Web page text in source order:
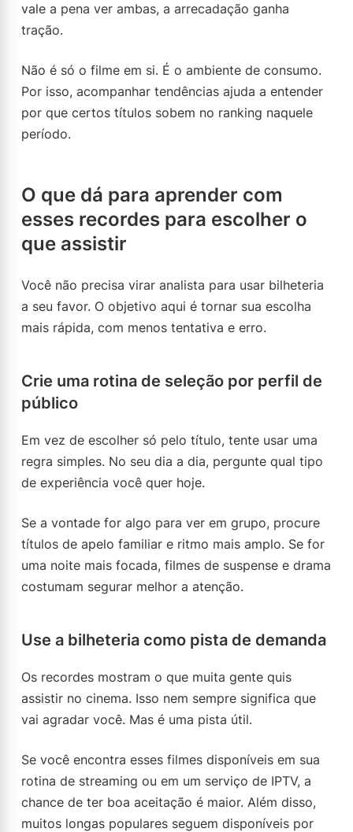
vale a pena ver ambas, a arrecadação ganha
tração.
Não é só o filme em si. É o ambiente de consumo.
Por isso, acompanhar tendências ajuda a entender
por que certos títulos sobem no ranking naquele
período.
O que dá para aprender com
esses recordes para escolher o
que assistir
Você não precisa virar analista para usar bilheteria
a seu favor. O objetivo aqui é tornar sua escolha
mais rápida, com menos tentativa e erro.
Crie uma rotina de seleção por perfil de
público
Em vez de escolher só pelo título, tente usar uma
regra simples. No seu dia a dia, pergunte qual tipo
de experiência você quer hoje.
Se a vontade for algo para ver em grupo, procure
títulos de apelo familiar e ritmo mais amplo. Se for
uma noite mais focada, filmes de suspense e drama
costumam segurar melhor a atenção.
Use a bilheteria como pista de demanda
Os recordes mostram o que muita gente quis
assistir no cinema. Isso nem sempre significa que
vai agradar você. Mas é uma pista útil.
Se você encontra esses filmes disponíveis em sua
rotina de streaming ou em um serviço de IPTV, a
chance de ter boa aceitação é maior. Além disso,
muitos longas populares seguem disponíveis por